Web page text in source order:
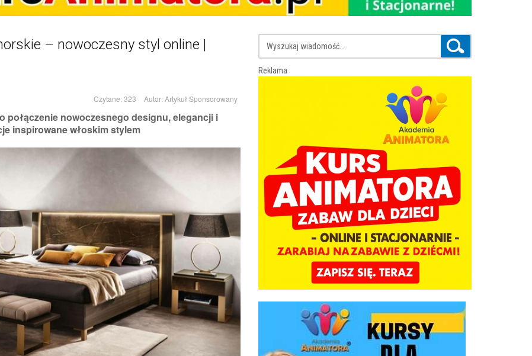
– nowoczesny styl online |
Czytane: 323 Autor:Artykuł Sponsorowany
połączenie nowoczesnego designu, elegancji i
inspirowane włoskim stylem
Reklama